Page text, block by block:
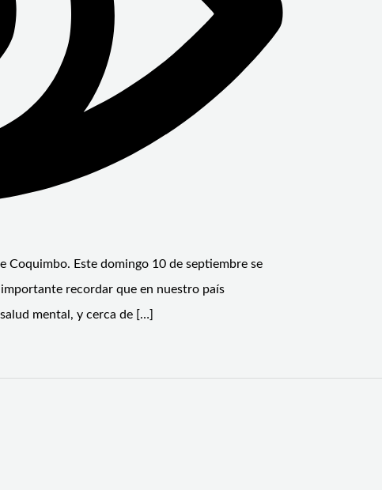
Coquimbo. Este domingo 10 de septiembre se
recordar que en nuestro país
mental, y cerca de […]